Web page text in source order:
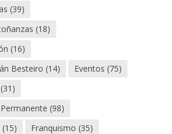
(39)
(18)
(16)
Besteiro (14) Eventos (75)
(31)
(98)
(15) Franquismo (35)